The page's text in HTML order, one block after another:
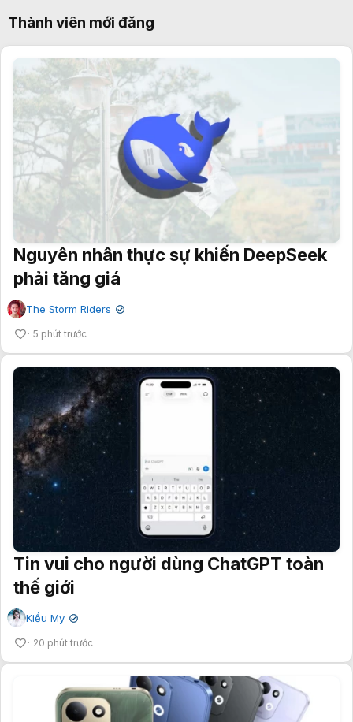
Thành viên mới đăng
Nguyên nhân thực sự khiến DeepSeek
phải tăng giá
The Storm Riders ✔
5 phút trước
Tin vui cho người dùng ChatGPT toàn
thế giới
Kiều My ✔
20 phút trước